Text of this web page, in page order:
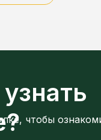
чтобы